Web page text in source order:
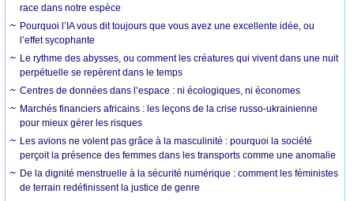
race dans notre espèce
Pourquoi l’IA vous dit toujours que vous avez une excellente idée, ou
l’effet sycophante
Le rythme des abysses, ou comment les créatures qui vivent dans une nuit
perpétuelle se repèrent dans le temps
Centres de données dans l’espace : ni écologiques, ni économes
Marchés financiers africains : les leçons de la crise russo-ukrainienne
pour mieux gérer les risques
Les avions ne volent pas grâce à la masculinité : pourquoi la société
perçoit la présence des femmes dans les transports comme une anomalie
De la dignité menstruelle à la sécurité numérique : comment les féministes
de terrain redéfinissent la justice de genre